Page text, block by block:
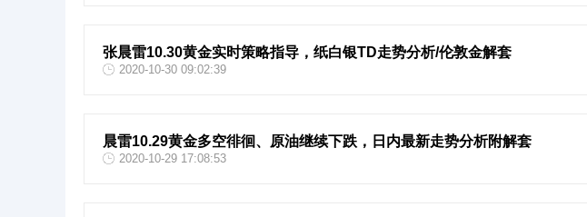
张晨雷10.30黄金实时策略指导，纸白银TD走势分析/伦敦金解套
2020-10-30 09:02:39
晨雷10.29黄金多空徘徊、原油继续下跌，日内最新走势分析附解套
2020-10-29 17:08:53